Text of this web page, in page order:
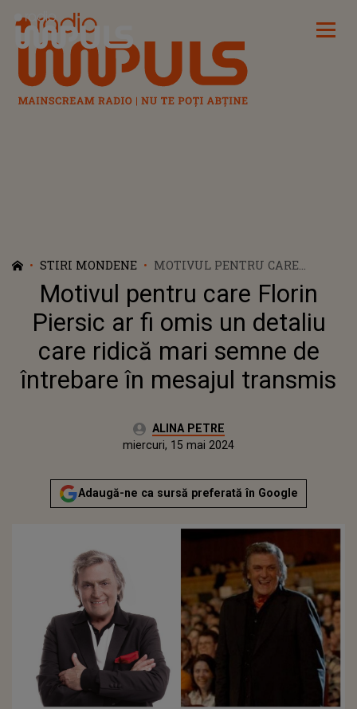
Radio Impuls
STIRI MONDENE
MOTIVUL PENTRU CARE
FLORIN PIERSIC AR FI OMIS UN
DETALIU CARE RIDICĂ MARI
SEMNE DE ÎNTREBARE ÎN
MESAJUL TRANSMIS
Motivul pentru care Florin
Piersic ar fi omis un detaliu
care ridică mari semne de
întrebare în mesajul transmis
Autor:ALINA PETRE
Actualizat:
miercuri, 15 mai 2024
Adaugă-ne ca sursă preferată în Google